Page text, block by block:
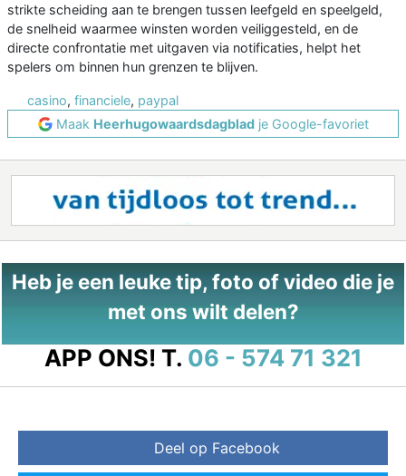
strikte scheiding aan te brengen tussen leefgeld en speelgeld,
de snelheid waarmee winsten worden veiliggesteld, en de
directe confrontatie met uitgaven via notificaties, helpt het
spelers om binnen hun grenzen te blijven.
casino, financiele, paypal
Maak Heerhugowaardsdagbladje Google-favoriet
Heb je een leuke tip, foto of video die je
met ons wilt delen?
APP ONS! T. 06 - 574 71 321
Deel op Facebook